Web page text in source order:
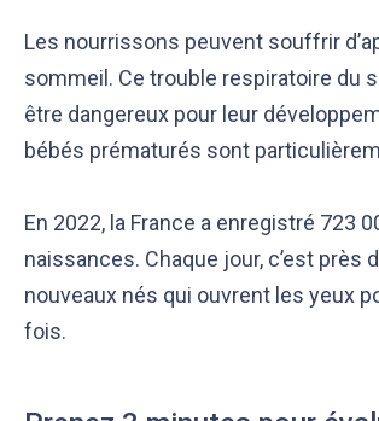
Les nourrissons peuvent souffrir
sommeil. Ce trouble respiratoire du
être dangereux pour leur
bébés prématurés sont
En 2022, la France a enregistré 723
naissances. Chaque jour, c’est près
nouveaux nés qui ouvrent les yeux
fois.